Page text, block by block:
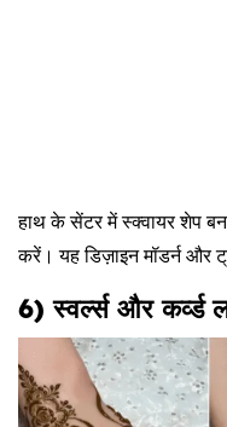
हाथ के सेंटर में स्क्वायर शेप
करें। यह डिज़ाइन मॉडर्न और
6) स्वर्ल्स और कर्व्ड